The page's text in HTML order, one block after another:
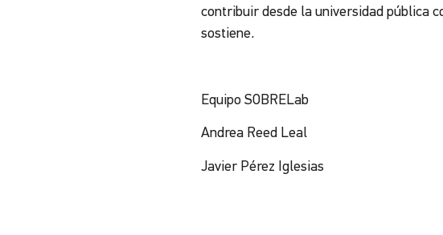
contribuir desde la universidad pública
sostiene.
Equipo SOBRELab
Andrea Reed Leal
Javier Pérez Iglesias